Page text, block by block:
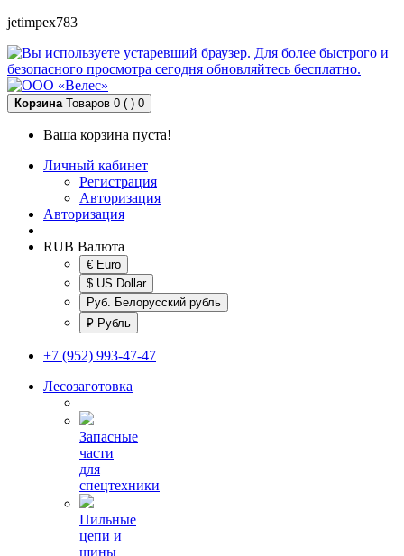
jetimpex783
Корзина Товаров 0 ( ) 0
Ваша корзина пуста!
Личный кабинет
Регистрация
Авторизация
Авторизация
RUB Валюта
€ Euro
$ US Dollar
Руб. Белорусский рубль
₽ Рубль
+7 (952) 993-47-47
Лесозаготовка
Запасные
части
для
спецтехники
Пильные
цепи и
шины